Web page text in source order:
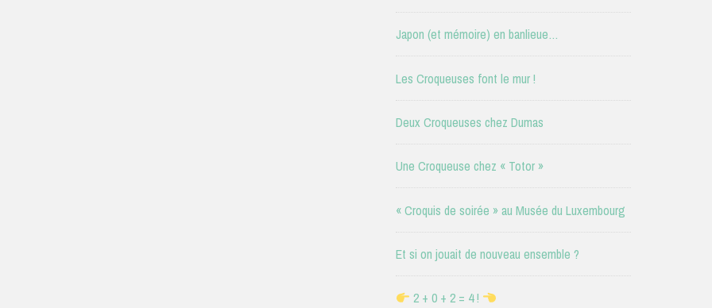
Japon (et mémoire) en banlieue…
Les Croqueuses font le mur !
Deux Croqueuses chez Dumas
Une Croqueuse chez « Totor »
« Croquis de soirée » au Musée du Luxembourg
Et si on jouait de nouveau ensemble ?
2 + 0 + 2 = 4 !